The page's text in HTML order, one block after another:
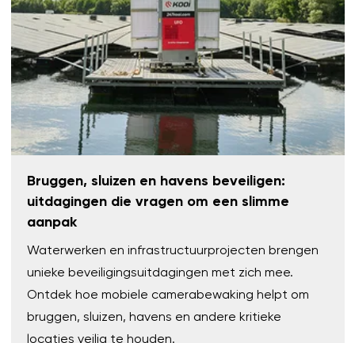
Bruggen, sluizen en havens beveiligen:
uitdagingen die vragen om een slimme
aanpak
Waterwerken en infrastructuurprojecten brengen
unieke beveiligingsuitdagingen met zich mee.
Ontdek hoe mobiele camerabewaking helpt om
bruggen, sluizen, havens en andere kritieke
locaties veilig te houden.